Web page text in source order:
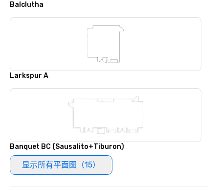
Balclutha
Larkspur A
Banquet BC (Sausalito+Tiburon)
显示所有平面图（15）